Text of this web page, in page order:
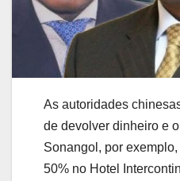
As autoridades
de devolver dinheiro e
Sonangol, por
50% no Hotel